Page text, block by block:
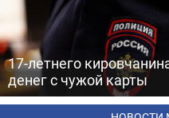
17-летнего
денег с чужой карты